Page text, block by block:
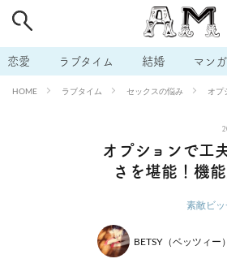
恋愛 ラブタイム 結婚 マンガ
HOME ラブタイム セックスの悩み オプ
オプションで工
さを堪能！機
素敵ビ
BETSY（ベッツィー）
# 男の本音 #
# 出会う方法 # マッチングアプリ